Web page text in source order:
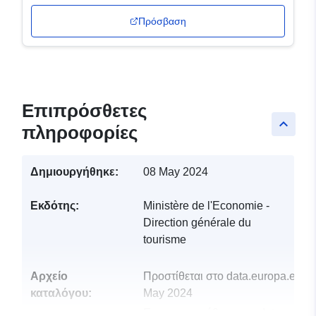
Πρόσβαση
keyboard_arrow_up
Επιπρόσθετες
πληροφορίες
Δημιουργήθηκε: 08 May 2024
Εκδότης:
Ministère de l'Economie -
Direction générale du
tourisme
Αρχείο
καταλόγου:
Προστίθεται στο data.europa.eu:
May 2024